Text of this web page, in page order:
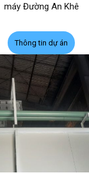
máy Đường An Khê
Thông tin dự án